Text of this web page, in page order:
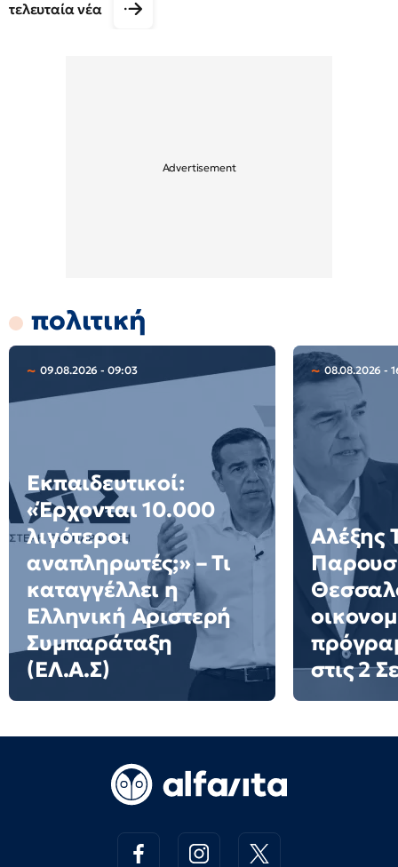
τελευταία νέα
πολιτική
09.08.2026 - 09:03
Εκπαιδευτικοί:
«Έρχονται 10.000
λιγότεροι
αναπληρωτές;» – Τι
καταγγέλλει η
Ελληνική Αριστερή
Συμπαράταξη
(ΕΛ.Α.Σ)
08.08.2026 -
Αλέξης
στις 2